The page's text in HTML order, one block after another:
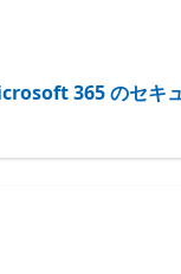
365 のセキ